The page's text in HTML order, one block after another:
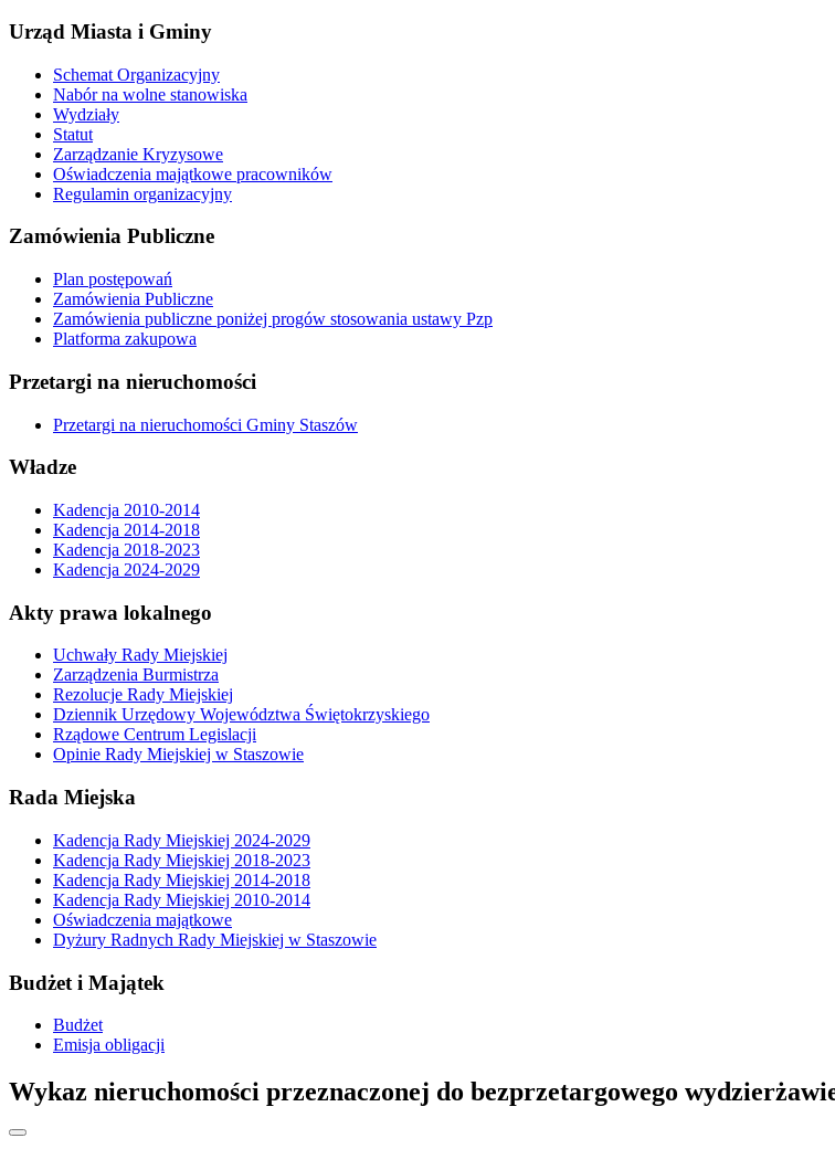
Urząd Miasta i Gminy
Schemat Organizacyjny
Nabór na wolne stanowiska
Wydziały
Statut
Zarządzanie Kryzysowe
Oświadczenia majątkowe pracowników
Regulamin organizacyjny
Zamówienia Publiczne
Plan postępowań
Zamówienia Publiczne
Zamówienia publiczne poniżej progów stosowania ustawy Pzp
Platforma zakupowa
Przetargi na nieruchomości
Przetargi na nieruchomości Gminy Staszów
Władze
Kadencja 2010-2014
Kadencja 2014-2018
Kadencja 2018-2023
Kadencja 2024-2029
Akty prawa lokalnego
Uchwały Rady Miejskiej
Zarządzenia Burmistrza
Rezolucje Rady Miejskiej
Dziennik Urzędowy Województwa Świętokrzyskiego
Rządowe Centrum Legislacji
Opinie Rady Miejskiej w Staszowie
Rada Miejska
Kadencja Rady Miejskiej 2024-2029
Kadencja Rady Miejskiej 2018-2023
Kadencja Rady Miejskiej 2014-2018
Kadencja Rady Miejskiej 2010-2014
Oświadczenia majątkowe
Dyżury Radnych Rady Miejskiej w Staszowie
Budżet i Majątek
Budżet
Emisja obligacji
Wykaz nieruchomości przeznaczonej do bezprzetargowego